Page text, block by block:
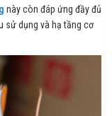
này còn đáp ứng đầy đủ
sử dụng và hạ tầng cơ